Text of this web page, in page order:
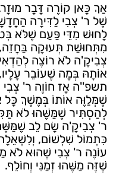
אַךְ כָּאן קוֹרֶה דָּבָר
שֶׁל ר' צְבִי לַדִּירָה
לָחוּשׁ מִדֵּי פַּעַם שֶׁלֹּא
מִתְּחוּשַׁת תְּעוּקָה
צְבִיקָ'ה לֹא רוֹצֶה
אוֹתָהּ בְּמָה שֶׁעוֹבֵר
תשפ''ה אָז חוֹוֶה ר'
שֶׁמְּלַוֶּה אוֹתוֹ בְּמֶשֶׁךְ כָּל
לְהַסְתִּיר שֶׁמַּשֶּׁהוּ לֹא
ר' צְבִיקָ'ה שָׂם לֵב
כִּתְמוֹל שִׁלְשׁוֹם,
עוֹנֶה ר' צְבִי שֶׁהוּא לֹא
שֶׁזֶּה מַשֶּׁהוּ זְמַנִּי וְחוֹלֵף.